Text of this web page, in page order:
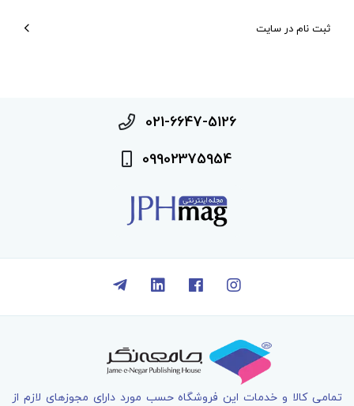
ثبت نام در سایت
021-6647-5126
09902375954
تمامی کالا و خدمات اين فروشگاه حسب مورد دارای مجوزهای لازم از